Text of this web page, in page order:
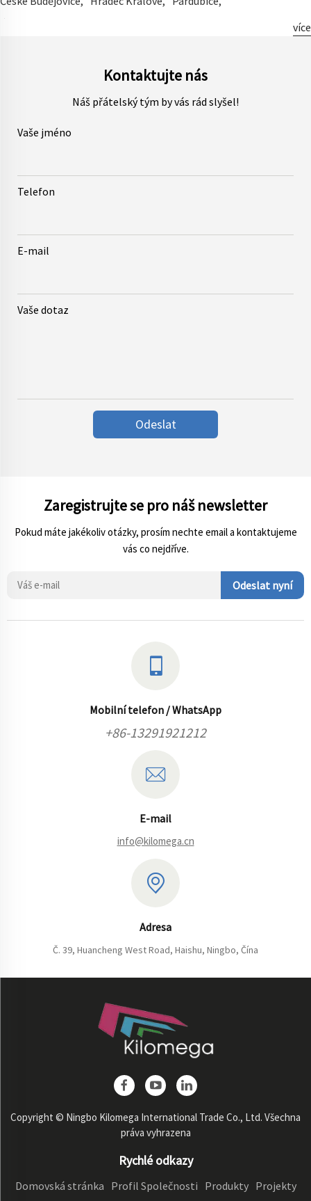
Jablonec Nad Nisou Mladá Boleslav
Česká Lípa
více
Kontaktujte nás
Náš přátelský tým by vás rád slyšel!
Vaše jméno
Telefon
E-mail
Vaše dotaz
Odeslat
Zaregistrujte se pro náš newsletter
Pokud máte jakékoliv otázky, prosím nechte email a kontaktujeme
vás co nejdříve.
Odeslat nyní
Mobilní telefon / WhatsApp
+86-13291921212
E-mail
info@kilomega.cn
Adresa
Č. 39, Huancheng West Road, Haishu, Ningbo, Čína
Copyright © Ningbo Kilomega International Trade Co., Ltd. Všechna
práva vyhrazena
Rychlé odkazy
Domovská stránka Profil Společnosti Produkty Projekty